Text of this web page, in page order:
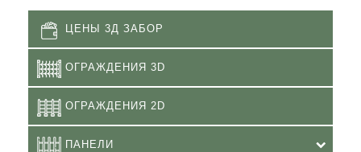
ЦЕНЫ 3Д ЗАБОР
ОГРАЖДЕНИЯ 3D
ОГРАЖДЕНИЯ 2D
ПАНЕЛИ